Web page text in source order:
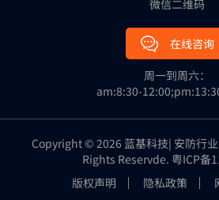
微信二维码
在线咨询
周一到周六：
am:8:30-
Copyright © 2026 蓝基科技| 安防行
Rights Reservde. 粤ICP备
版权声明
隐私政策